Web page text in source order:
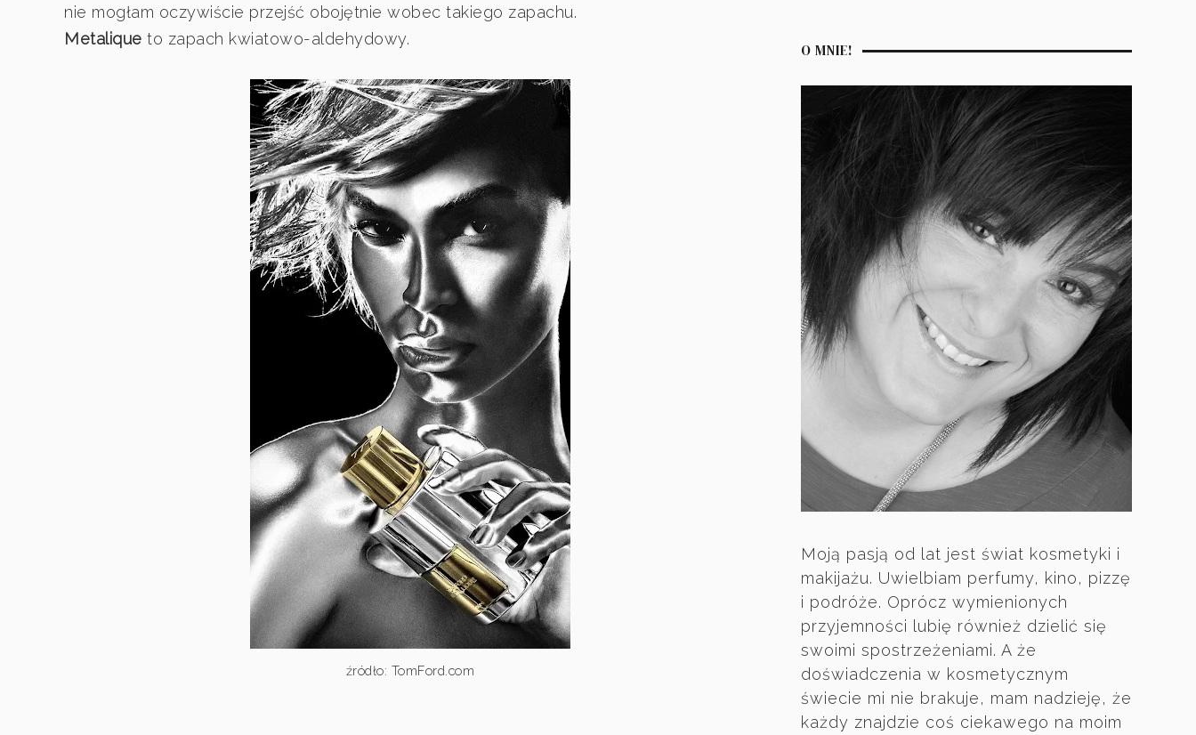
nie mogłam oczywiście przejść obojętnie wobec takiego zapachu.
Metalique to zapach kwiatowo-aldehydowy.
źródło: TomFord.com
O MNIE!
Moją pasją od lat jest świat kosmetyki i
makijażu. Uwielbiam perfumy, kino, pizzę
i podróże. Oprócz wymienionych
przyjemności lubię również dzielić się
swoimi spostrzeżeniami. A że
doświadczenia w kosmetycznym
świecie mi nie brakuje, mam nadzieję, że
każdy znajdzie coś ciekawego na moim